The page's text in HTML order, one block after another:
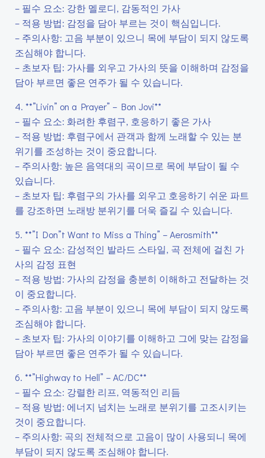
– 필수 요소: 강한 멜로디, 감동적인 가사
– 적용 방법: 감정을 담아 부르는 것이 핵심입니다.
– 주의사항: 고음 부분이 있으니 목에 부담이 되지 않도록
조심해야 합니다.
– 초보자 팁: 가사를 외우고 가사의 뜻을 이해하며 감정을
담아 부르면 좋은 연주가 될 수 있습니다.
4. **”Livin” on a Prayer” – Bon Jovi**
– 필수 요소: 화려한 후렴구, 호응하기 좋은 가사
– 적용 방법: 후렴구에서 관객과 함께 노래할 수 있는 분
위기를 조성하는 것이 중요합니다.
– 주의사항: 높은 음역대의 곡이므로 목에 부담이 될 수
있습니다.
– 초보자 팁: 후렴구의 가사를 외우고 호응하기 쉬운 파트
를 강조하면 노래방 분위기를 더욱 즐길 수 있습니다.
5. **”I Don”t Want to Miss a Thing” – Aerosmith**
– 필수 요소: 감성적인 발라드 스타일, 곡 전체에 걸친 가
사의 감정 표현
– 적용 방법: 가사의 감정을 충분히 이해하고 전달하는 것
이 중요합니다.
– 주의사항: 고음 부분이 있으니 목에 부담이 되지 않도록
조심해야 합니다.
– 초보자 팁: 가사의 이야기를 이해하고 그에 맞는 감정을
담아 부르면 좋은 연주가 될 수 있습니다.
6. **”Highway to Hell” – AC/DC**
– 필수 요소: 강렬한 리프, 역동적인 리듬
– 적용 방법: 에너지 넘치는 노래로 분위기를 고조시키는
것이 중요합니다.
– 주의사항: 곡의 전체적으로 고음이 많이 사용되니 목에
부담이 되지 않도록 조심해야 합니다.